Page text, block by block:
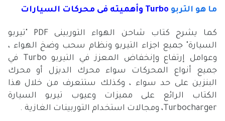
ما هو التربو
كما يشرح كتاب شاحن الهواء التوربينى PDF "تيربو
السيارة" جميع اجزاء التيربو ونظام سحب وضخ الهواء ،
وعوامل إرتفاع وإنخفاض المعزز في التيربو Turbo في
جميع أنواع المحركات سواء محرك الديزل أو محرك
البنزين على حد سواء ، وكذلك ستتعرف من خلال هذا
الكتاب الرائع على مميزات وعيوب تيربو السيارة
Turbocharger، ومجالات استخدام التوربينات الغازية .